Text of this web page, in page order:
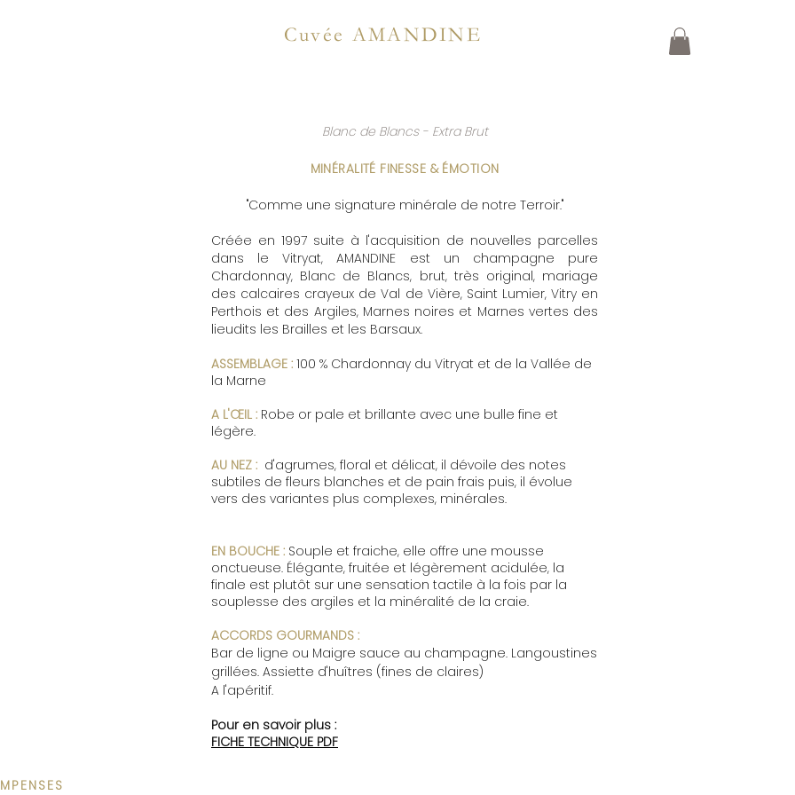
ACTUALITES BOUTIQUE CONTACT
Cuvée AMANDINE
Blanc de Blancs - Extra Brut
MINÉRALITÉ FINESSE & ÉMOTION
"Comme une signature minérale de notre Terroir."
Créée en 1997 suite à l'acquisition de nouvelles parcelles
dans le Vitryat, AMANDINE est un champagne pure
Chardonnay, Blanc de Blancs, brut, très original, mariage
des calcaires crayeux de Val de Vière, Saint Lumier, Vitry en
Perthois et des Argiles, Marnes noires et Marnes vertes des
lieudits les Brailles et les Barsaux.
ASSEMBLAGE : 100 % Chardonnay du Vitryat et de la Vallée de
la Marne​
A L'ŒIL : Robe or pale et brillante avec une bulle fine et
légère.
AU NEZ : d'agrumes, floral et délicat, il dévoile des notes
subtiles de fleurs blanches et de pain frais puis, il évolue
vers des variantes plus complexes, minérales.
EN BOUCHE : Souple et fraiche, elle offre une mousse
onctueuse. Élégante, fruitée et légèrement acidulée, la
finale est plutôt sur une sensation tactile à la fois par la
souplesse des argiles et la minéralité de la craie.
ACCORDS GOURMANDS :
Bar de ligne ou Maigre sauce au champagne. Langoustines
grillées. Assiette d'huîtres (fines de claires)
A l'apéritif.
Pour en savoir plus :
FICHE TECHNIQUE PDF